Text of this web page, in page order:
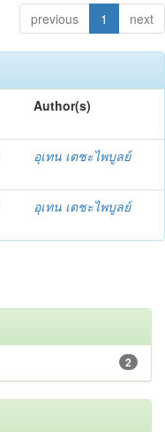
previous 1 next
Author(s)
อุเทน เตชะไพบูลย์
อุเทน เตชะไพบูลย์
2